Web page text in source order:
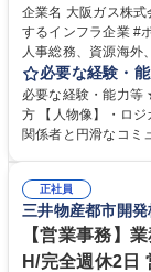
企業名 大阪ガス株式会社 求人名 【第二新卒】事務系総合
するインフラ企業 #ポテンシャル採用
人事総務、資源海外
す。 【業務内容の
務 ■営業部門の企画スタッフ、ル
ポジションで一定期
鑑みてジョブローテ
表するインフラ企業
必要な経験・
必要な経験・能力等
方 【人物像】・ロ
関係者と円滑なコミュニケーシ
72.html ■エネルギー
甚大化など、これま
「未来の日常」の
す。 学歴・資格
正社員
三井物産都市開
【営業事務】
H/完全週休2日